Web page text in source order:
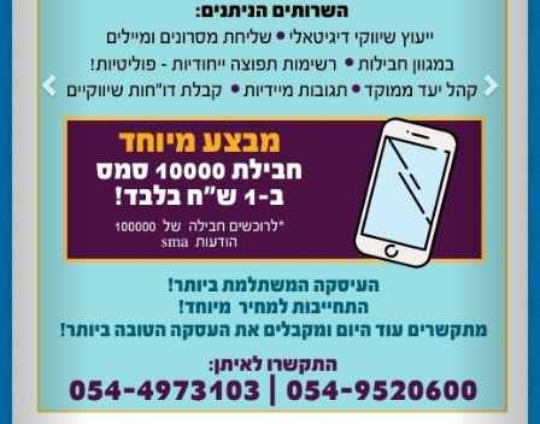
השרה מירי רגב קוראת לבוא ולהצביע ולהשפיע 24.02.24
השרה מירי רגב קוראת לבוא ולהצביע ולהשפיע בבחירות המוניציפליות שיתקיימו ביום
אוהד שגב הפסיד בעכו
עמיחי בן שלוש מקורבו של השר ניר ברקת ניצח את הבחירות בעכו ויכהן כראש העיר.
מחל זכתה במנדט אחד בבאר שבע
עו''ד אמנון כהן שעומד בראש רשימת מחל למועצת העיר זכה במנדט אחד ואילו שמעון
בוקר שהתמודד אף הוא למועצה לא הצליח להיבחר.
המשבר בליכוד העולמי 23.10.24
האם ההסכם של מיקי זוהר מחזק את הימין או השמאל? האם ההסכם חוקי או לא?שמירה
או הדחה? ומה יחליט בעתיד המרכז? עוד שנה בחירות בליכוד העולמי . הכל במגזין
המלא - עמ' 4.